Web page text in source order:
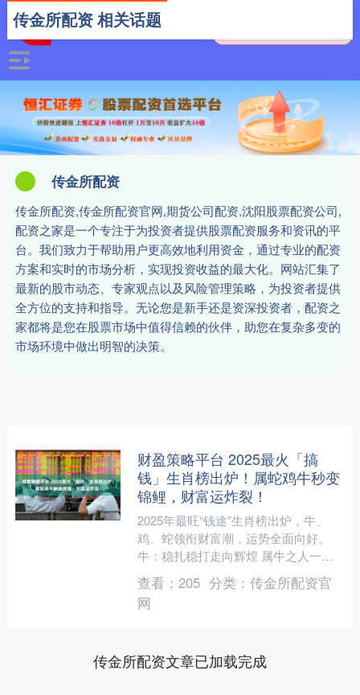
传金所配资
传金所配资,传金所配资官网,期货公司配资,沈阳股票配资公司,
配资之家是一个专注于为投资者提供股票配资服务和资讯的平
台。我们致力于帮助用户更高效地利用资金，通过专业的配资
方案和实时的市场分析，实现投资收益的最大化。网站汇集了
最新的股市动态、专家观点以及风险管理策略，为投资者提供
全方位的支持和指导。无论您是新手还是资深投资者，配资之
家都将是您在股票市场中值得信赖的伙伴，助您在复杂多变的
市场环境中做出明智的决策。
传金所配资 相关话题
财盈策略平台 2025最火「搞
钱」生肖榜出炉！属蛇鸡牛秒变
锦鲤，财富运炸裂！
2025年最旺“钱途”生肖榜出炉，牛、
鸡、蛇领衔财富潮，运势全面向好。
牛：稳扎稳打走向辉煌 属牛之人一向
以踏实著称，2025年的财富格局也将延
续这一特质。凭借....
查看： 205 分类： 传金所配资官
网
传金所配资文章已加载完成